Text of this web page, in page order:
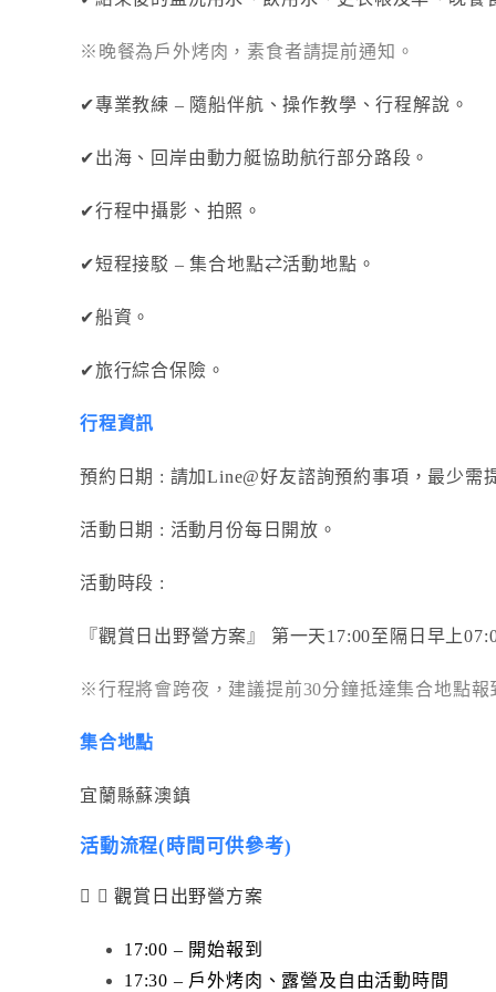
※晚餐為戶外烤肉，素食者請提前通知。
✔專業教練 – 隨船伴航、操作教學、行程解說。
✔出海、回岸由動力艇協助航行部分路段。
✔行程中攝影、拍照。
✔短程接駁 – 集合地點⇄活動地點。
✔船資。
✔旅行綜合保險。
行程資訊
預約日期 : 請加Line@好友諮詢預約事項，最少需
活動日期 : 活動月份每日開放。
活動時段 :
『觀賞日出野營方案』 第一天17:00至隔日早上
※行程將會跨夜，建議提前30分鐘抵達集合地點報
集合地點
宜蘭縣蘇澳鎮
活動流程(時間可供參考)
觀賞日出野營方案
17:00 – 開始報到
17:30 – 戶外烤肉、露營及自由活動時間